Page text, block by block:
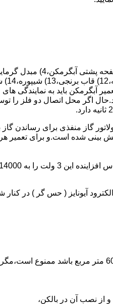
اگر محل اتصال دو فلز را
گاز منفذی برای رساندن
شده است.و برای تعمیر هر
آیونایز ( حس گر ) در کنار
نصب وسایل گاز سوز پر مصرف مانند آبگرمکن در واحدهای مسکونی و
از نصب آن در بالکن،